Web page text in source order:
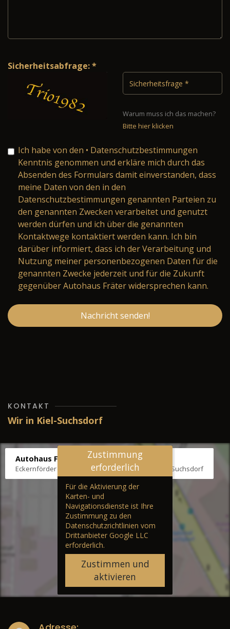
Sicherheitsabfrage: *
Warum muss ich das machen?
Bitte hier klicken
Ich habe von den • Datenschutzbestimmungen
Kenntnis genommen und erkläre mich durch das
Absenden des Formulars damit einverstanden, dass
meine Daten von den in den
Datenschutzbestimmungen genannten Parteien zu
den genannten Zwecken verarbeitet und genutzt
werden dürfen und ich über die genannten
Kontaktwege kontaktiert werden kann. Ich bin
darüber informiert, dass ich der Verarbeitung und
Nutzung meiner personenbezogenen Daten für die
genannten Zwecke jederzeit und für die Zukunft
gegenüber Autohaus Fräter widersprechen kann.
Nachricht senden!
KONTAKT
Wir in Kiel-Suchsdorf
Autohaus Fräter
Eckernförder Str. /Klausbrooker Weg 1, 24107 Kiel-Suchsdorf
Zustimmung
erforderlich
Für die Aktivierung der
Karten- und
Navigationsdienste ist Ihre
Zustimmung zu den
Datenschutzrichtlinien vom
Drittanbieter Google LLC
erforderlich.
Zustimmen und
aktivieren